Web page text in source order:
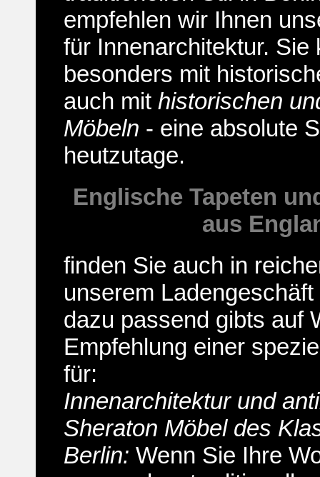
empfehlen wir Ihnen
für Innenarchitektur. Sie
besonders mit
auch mithistorischen
Möbeln - eine absolute
heutzutage.
Englische Tapeten
aus
finden Sie auch in
unserem
dazu passend gibts auf
Empfehlung einer
für:
Innenarchitektur und
Sheraton Möbel des
Berlin:Wenn Sie Ihre